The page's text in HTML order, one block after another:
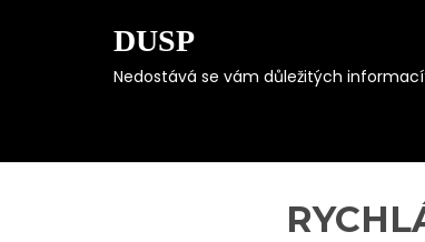
DUSP
Nedostává se vám důležitých